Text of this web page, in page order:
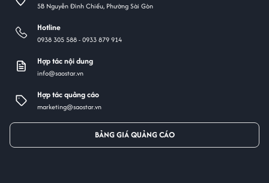
5B Nguyễn Đình Chiểu, Phường Sài Gòn
Hotline
0938 305 588 -0933 879 914
Hợp tác nội dung
info@saostar.vn
Hợp tác quảng cáo
marketing@saostar.vn
BẢNG GIÁ QUẢNG CÁO